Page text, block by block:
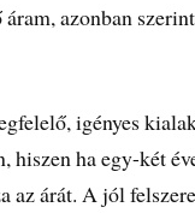
azonban
igényes
hiszen ha egy-két
az árát. A jól